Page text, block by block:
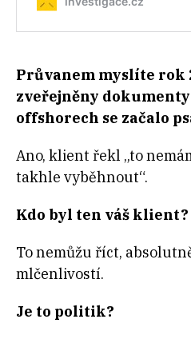
Průvanem myslíte rok
zveřejněny dokumenty
offshorech se začalo
Ano, klient řekl „to
takhle vyběhnout“.
Kdo byl ten váš klient?
To nemůžu říct,
mlčenlivostí.
Je to politik?